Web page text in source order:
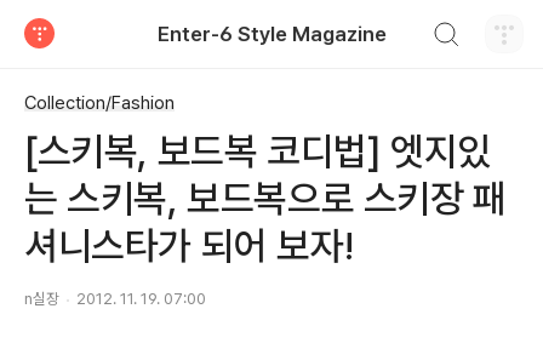
Enter-6 Style Magazine
Collection/Fashion
[스키복, 보드복 코디법] 엣지있
는 스키복, 보드복으로 스키장 패
셔니스타가 되어 보자!
n실장 2012. 11. 19. 07:00